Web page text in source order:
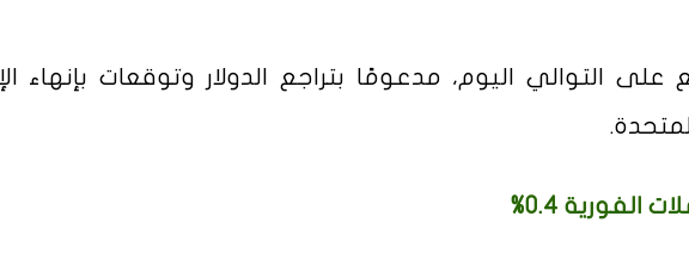
على التوالي اليوم، مدعومًا بتراجع الدولار وتوقعات بإنهاء
0.4%